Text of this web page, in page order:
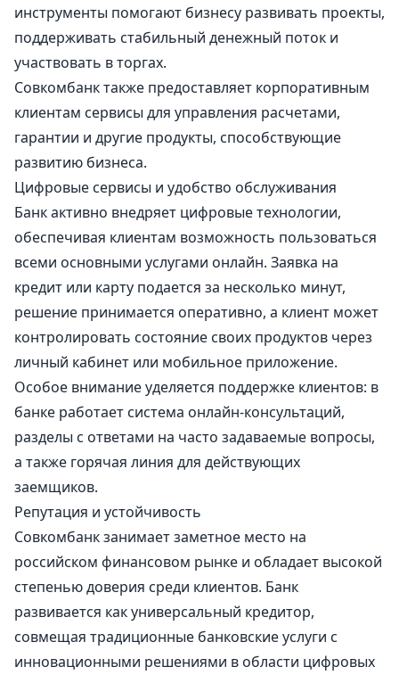
инструменты помогают бизнесу развивать проекты,
поддерживать стабильный денежный поток и
участвовать в торгах.
Совкомбанк также предоставляет корпоративным
клиентам сервисы для управления расчетами,
гарантии и другие продукты, способствующие
развитию бизнеса.
Цифровые сервисы и удобство обслуживания
Банк активно внедряет цифровые технологии,
обеспечивая клиентам возможность пользоваться
всеми основными услугами онлайн. Заявка на
кредит или карту подается за несколько минут,
решение принимается оперативно, а клиент может
контролировать состояние своих продуктов через
личный кабинет или мобильное приложение.
Особое внимание уделяется поддержке клиентов: в
банке работает система онлайн-консультаций,
разделы с ответами на часто задаваемые вопросы,
а также горячая линия для действующих
заемщиков.
Репутация и устойчивость
Совкомбанк занимает заметное место на
российском финансовом рынке и обладает высокой
степенью доверия среди клиентов. Банк
развивается как универсальный кредитор,
совмещая традиционные банковские услуги с
инновационными решениями в области цифровых